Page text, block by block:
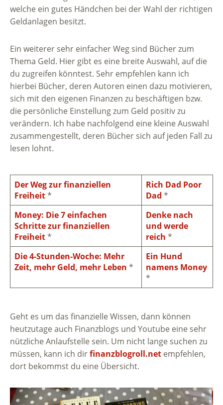
welche ein gutes Händchen bei der Wahl der richtigen
Geldanlagen besitzt.
Ein weiterer sehr einfacher Weg sind Bücher zum
Thema Geld. Hier gibt es eine breite Auswahl, auf die
du zugreifen könntest. Sehr empfehlen kann ich
hierbei Bücher, deren Autoren einen dazu motivieren,
sich mit den eigenen Finanzen zu beschäftigen bzw.
die persönliche Einstellung zum Geld positiv zu
verändern. Ich habe nachfolgend eine kleine Auswahl
zusammengestellt, deren Bücher sich auf jeden Fall zu
lesen lohnt.
Der Weg zur finanziellen
Freiheit*
Rich Dad Poor
Dad *
Money: Die 7 einfachen
Schritte zur finanziellen
Freiheit*
Denke nach
und werde
reich *
Die 4-Stunden-Woche: Mehr
Zeit, mehr Geld, mehr Leben *
Ein Hund
namens Money
*
Geht es um das finanzielle Wissen, dann können
heutzutage auch Finanzblogs und Youtube eine sehr
nützliche Anlaufstelle sein. Um nicht lange suchen zu
müssen, kann ich dirfinanzblogroll.net empfehlen,
dort bekommst du eine Übersicht.